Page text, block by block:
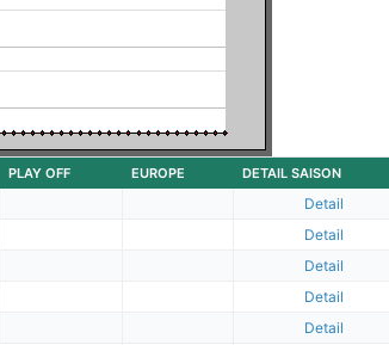
PLAY OFF EUROPE DETAIL SAISON
Detail
Detail
Detail
Detail
Detail